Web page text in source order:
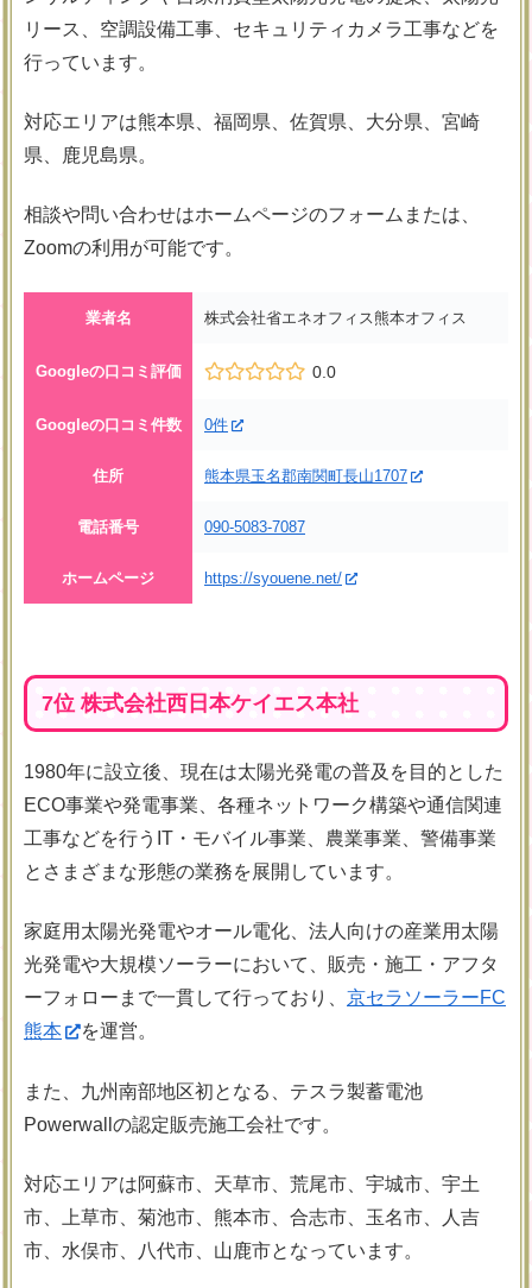
リース、空調設備工事、セキュリティカメラ工事などを
行っています。
対応エリアは熊本県、福岡県、佐賀県、大分県、宮崎
県、鹿児島県。
相談や問い合わせはホームページのフォームまたは、
Zoomの利用が可能です。
業者名 株式会社省エネオフィス熊本オフィス
Googleの口コミ評価 0.0
Googleの口コミ件数 0件
住所 熊本県玉名郡南関町長山1707
電話番号 090-5083-7087
ホームページ https://syouene.net/
7位 株式会社西日本ケイエス本社
1980年に設立後、現在は太陽光発電の普及を目的とした
ECO事業や発電事業、各種ネットワーク構築や通信関連
工事などを行うIT・モバイル事業、農業事業、警備事業
とさまざまな形態の業務を展開しています。
家庭用太陽光発電やオール電化、法人向けの産業用太陽
光発電や大規模ソーラーにおいて、販売・施工・アフタ
ーフォローまで一貫して行っており、 京セラ ソーラーFC
熊本
を運営。
また、九州南部地区初となる、テスラ製蓄電池
Powerwallの認定販売施工会社です。
対応エリアは阿蘇市、天草市、荒尾市、宇城市、宇土
市、上草市、菊池市、熊本市、合志市、玉名市、人吉
市、水俣市、八代市、山鹿市となっています。